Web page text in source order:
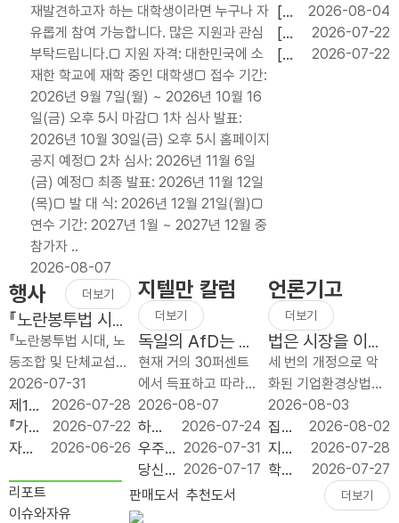
재발견하고자 하는 대학생이라면 누구나 자
유롭게 참여 가능합니다. 많은 지원과 관심
부탁드립니다.□ 지원 자격: 대한민국에 소
재한 학교에 재학 중인 대학생□ 접수 기간:
2026년 9월 7일(월) ~ 2026년 10월 16
일(금) 오후 5시 마감□ 1차 심사 발표:
2026년 10월 30일(금) 오후 5시 홈페이지
공지 예정□ 2차 심사: 2026년 11월 6일
(금) 예정□ 최종 발표: 2026년 11월 12일
(목)□ 발 대 식: 2026년 12월 21일(월)□
연수 기간: 2027년 1월 ~ 2027년 12월 중
참가자 ..
2026-08-07
만 명에게 등록금 전
액을 지원하는 `지
역 균형 장학금’ 도
[논
평]
임
편
보
다
단
순
하
고
예
측
가
2026-08-04
[논
평]
반드
시
가야
할
재정
개혁
이다
2026-07-22
[논
대상
이
될
수
없다
2026-07-22
행사 더보기
『노란봉투법 시
대, 노동조합 및
단체교섭 어떻게
대응하나?』 출간
기념 북콘서트
『노란봉투법 시대, 노
동조합 및 단체교섭
어떻게 대응하나』 북
콘서트가 2026년 7
월 31일(금) 오전 10
시 푸른홀에서 개최되
는 개정 노란봉투법 ..
2026-07-31
제1회
좋은
규제
대상
시상
2026-07-28
『가짜
공공
모두
를 위
2026-07-22
자유
원 서
포터
2026-06-26
지텔만 칼럼
더보기
독일의 AfD는 얼
마나 좌익인가?
현재 거의 30퍼센트
에서 득표하고 따라서
최근 설문 조사들에
따르면 그 나라의 가
장 강한 정당, 독일의
AfD(독일 대안당;
Alternative for
Germany)는 두 공동
2026-08-07
하늘
의 채
굴: 우
주가
사유
2026-07-24
우주
는 다
음의
튤립
2026-07-31
당신
이 일
론 머
2026-07-17
언론기고
더보기
법은 시장을 이끄
는 명령이 아니라
시장을 지키는 규
칙이어야 한다
세 번의 개정으로 악
화된 기업환경상법이
1년 사이에 세 번 바뀌
었다. 2025년 7월 1
차 개정은 이사의 충
실의무 대상에 회사와
함께 `주주’를 넣었고,
사외이사의 이름..
2026-08-03
집값
으로
‘실수
2026-08-02
지방
투자,
2026-07-28
학생
2026-07-27
리포트
이슈와자유
판매도서 추천도서 더보기